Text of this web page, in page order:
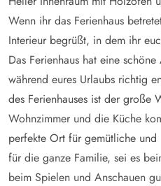
Wenn ihr das Ferienhaus
Interieur begrüßt, in dem ihr
Das Ferienhaus hat eine
während eures Urlaubs richtig
des Ferienhauses ist der große
Wohnzimmer und die Küche
perfekte Ort für gemütliche und
für die ganze Familie, sei es
beim Spielen und Anschauen